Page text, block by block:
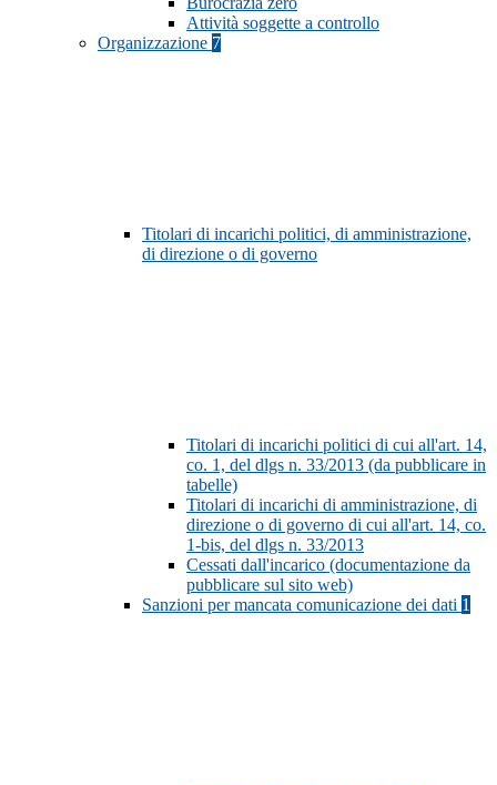
Attività soggette a controllo
Organizzazione 7
Titolari di incarichi politici, di amministrazione,
di direzione o di governo
Titolari di incarichi politici di cui all'art. 14,
co. 1, del dlgs n. 33/2013 (da pubblicare in
tabelle)
Titolari di incarichi di amministrazione, di
direzione o di governo di cui all'art. 14, co.
1-bis, del dlgs n. 33/2013
Cessati dall'incarico (documentazione da
pubblicare sul sito web)
Sanzioni per mancata comunicazione dei dati 1